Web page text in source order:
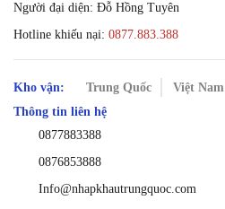
Người đại diện: Đỗ Hồng Tuyên
Hotline khiếu nại: 0877.883.388
Kho vận: Trung Quốc
Việt Nam
Thông tin liên hệ
0877883388
0876853888
Info@nhapkhautrungquoc.com